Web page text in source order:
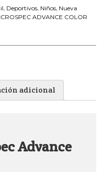
, Deportivos, Niños, Nueva
ADVANCE COLOR
adicional
Advance